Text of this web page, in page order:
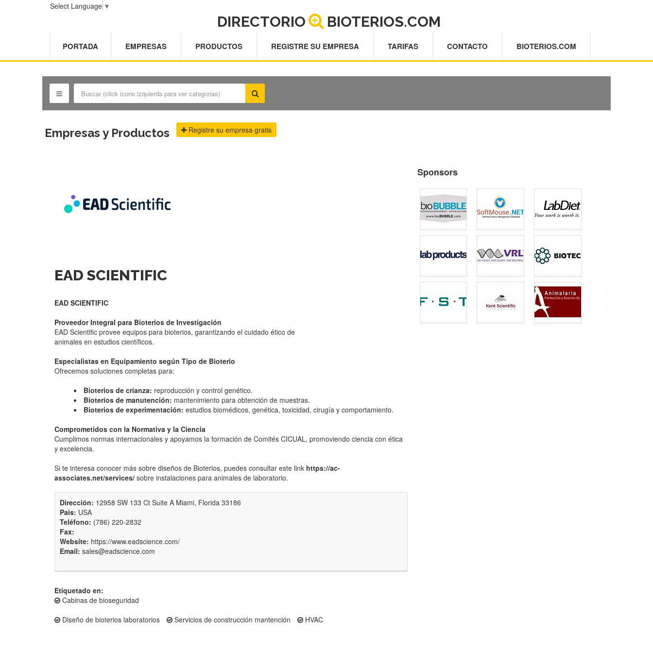
Select Language ▼
DIRECTORIO BIOTERIOS.COM
PORTADA EMPRESAS PRODUCTOS REGISTRE SU EMPRESA TARIFAS CONTACTO BIOTERIOS.COM
Empresas y Productos Registre su empresa gratis
EAD SCIENTIFIC
EAD SCIENTIFIC
Proveedor Integral para Bioterios de Investigación
EAD Scientific provee equipos para bioterios, garantizando el cuidado ético de
animales en estudios científicos.
Especialistas en Equipamiento según Tipo de Bioterio
Ofrecemos soluciones completas para:
Bioterios de crianza: reproducción y control genético.
Bioterios de manutención: mantenimiento para obtención de muestras.
Bioterios de experimentación: estudios biomédicos, genética, toxicidad, cirugía y comportamiento.
Comprometidos con la Normativa y la Ciencia
Cumplimos normas internacionales y apoyamos la formación de Comités CICUAL, promoviendo ciencia con ética
y excelencia.
Si te interesa conocer más sobre diseños de Bioterios, puedes consultar este link https://ac-
associates.net/services/ sobre instalaciones para animales de laboratorio.
Dirección: 12958 SW 133 Ct Suite A Miami, Florida 33186
Pais: USA
Teléfono: (786) 220-2832
Fax:
Website: https://www.eadscience.com/
Email: sales@eadscience.com
Etiquetado en:
Cabinas de bioseguridad
Diseño de bioterios laboratorios
Servicios de construcción mantención HVAC
Sponsors